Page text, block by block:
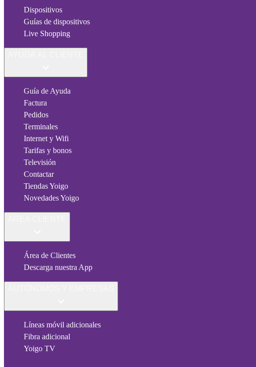
Dispositivos
Guías de dispositivos
Live Shopping
Guía de Ayuda
Factura
Pedidos
Terminales
Internet y Wifi
Tarifas y bonos
Televisión
Contactar
Tiendas Yoigo
Novedades Yoigo
Área de Clientes
Descarga nuestra App
Líneas móvil adicionales
Fibra adicional
Yoigo TV